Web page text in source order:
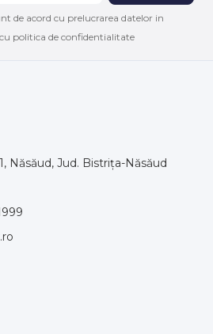
de acord cu prelucrarea datelor in
politica de confidentialitate
Năsăud, Jud. Bistrița-Năsăud